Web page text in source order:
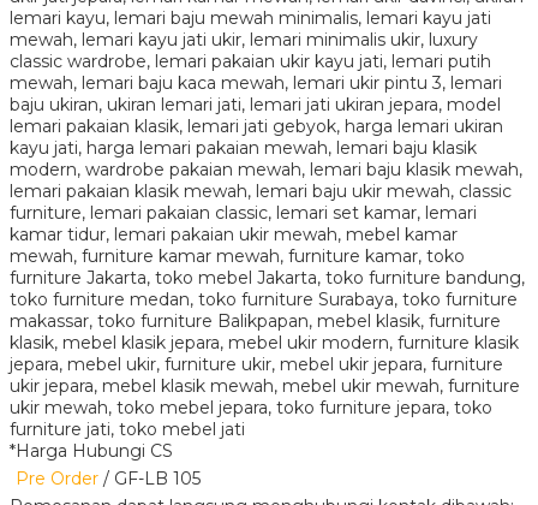
*Harga Hubungi CS
Pre Order / GF-LB 105